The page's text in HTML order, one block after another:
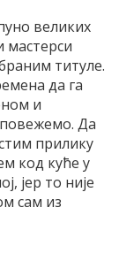
великих
мастерси
титуле.
да га
и
Да
прилику
код куће у
јер то није
сам из